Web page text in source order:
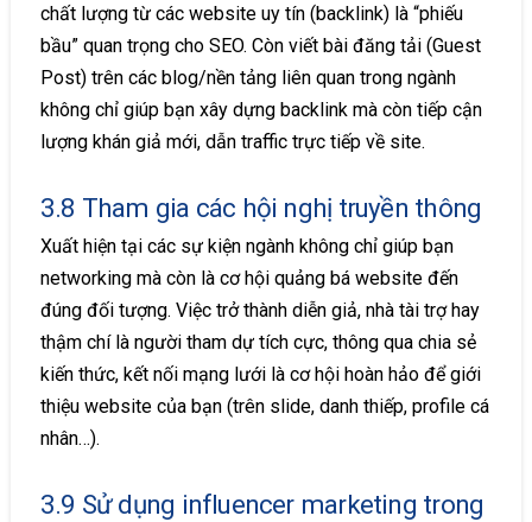
chất lượng từ các website uy tín (backlink) là “phiếu
bầu” quan trọng cho SEO. Còn viết bài đăng tải (Guest
Post) trên các blog/nền tảng liên quan trong ngành
không chỉ giúp bạn xây dựng backlink mà còn tiếp cận
lượng khán giả mới, dẫn traffic trực tiếp về site.
3.8 Tham gia các hội nghị truyền thông
Xuất hiện tại các sự kiện ngành không chỉ giúp bạn
networking mà còn là cơ hội quảng bá website đến
đúng đối tượng. Việc trở thành diễn giả, nhà tài trợ hay
thậm chí là người tham dự tích cực, thông qua chia sẻ
kiến thức, kết nối mạng lưới là cơ hội hoàn hảo để giới
thiệu website của bạn (trên slide, danh thiếp, profile cá
nhân…).
3.9 Sử dụng influencer marketing trong